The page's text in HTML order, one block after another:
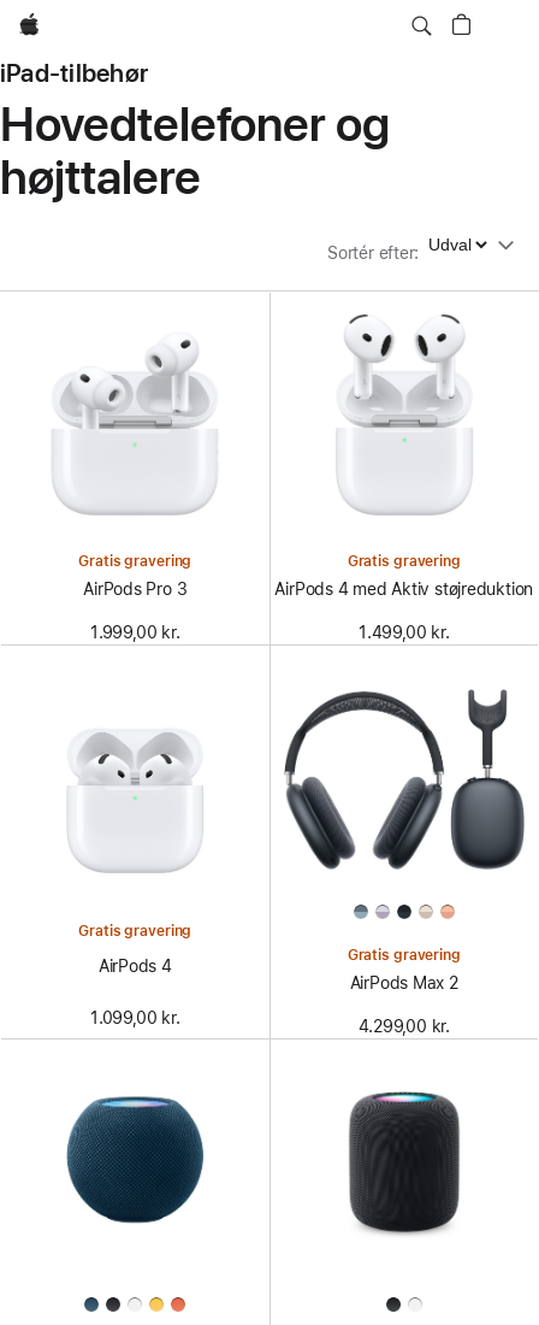
Apple
iPad-tilbehør
Hovedtelefoner og
højttalere
Sortér efter: Sortér efter
Gratis gravering
AirPods Pro 3
1.999,00 kr.
Gratis gravering
AirPods 4 med Aktiv støjreduktion
1.499,00 kr.
Gratis gravering
AirPods 4
1.099,00 kr.
Gratis gravering
AirPods Max 2
4.299,00 kr.